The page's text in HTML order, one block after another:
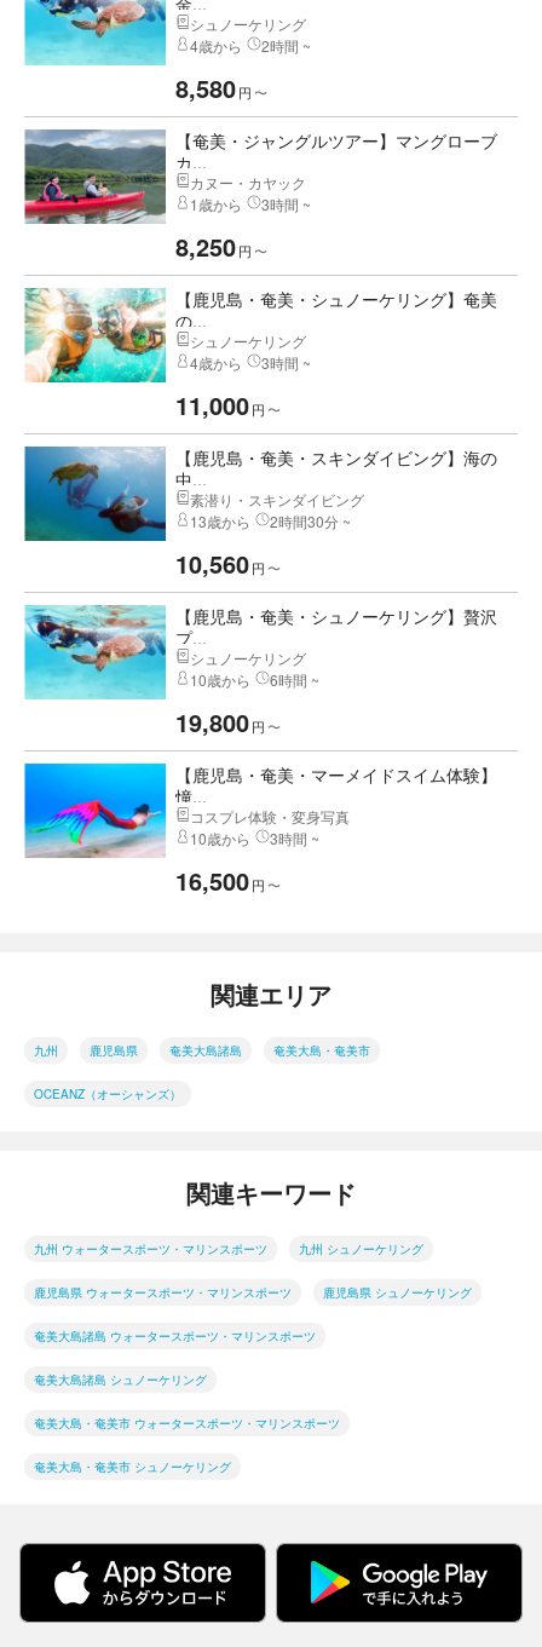
シュノーケリング
4歳から
2時間 ~
8,580円 〜
【奄美・ジャングルツアー】マングローブ
カ...
カヌー・カヤック
1歳から
3時間 ~
8,250円 〜
【鹿児島・奄美・シュノーケリング】奄美
の...
シュノーケリング
4歳から
3時間 ~
11,000円 〜
【鹿児島・奄美・スキンダイビング】海の
中...
素潜り・スキンダイビング
13歳から
2時間30分 ~
10,560円 〜
【鹿児島・奄美・シュノーケリング】贅沢
プ...
シュノーケリング
10歳から
6時間 ~
19,800円 〜
【鹿児島・奄美・マーメイドスイム体験】
憧...
コスプレ体験・変身写真
10歳から
3時間 ~
16,500円 〜
関連エリア
九州 鹿児島県 奄美大島諸島 奄美大島・奄美市
OCEANZ（オーシャンズ）
関連キーワード
九州 ウォータースポーツ・マリンスポーツ 九州 シュノーケリング
鹿児島県 ウォータースポーツ・マリンスポーツ 鹿児島県 シュノーケリング
奄美大島諸島 ウォータースポーツ・マリンスポーツ
奄美大島諸島 シュノーケリング
奄美大島・奄美市 ウォータースポーツ・マリンスポーツ
奄美大島・奄美市 シュノーケリング